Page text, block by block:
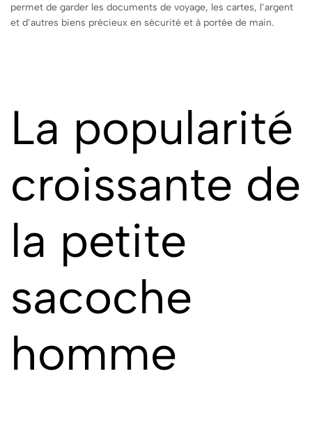
permet de garder les documents de voyage, les cartes, l’argent
et d’autres biens précieux en sécurité et à portée de main.
La popularité
croissante de
la petite
sacoche
homme